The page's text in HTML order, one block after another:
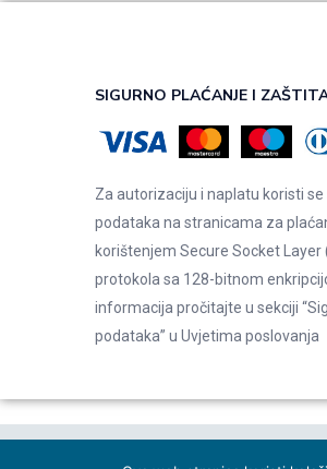
SIGURNO PLAĆANJE I
Za autorizaciju i naplatu koristi
podataka na stranicama za
korištenjem Secure Socket Layer
protokola sa 128-bitnom
informacija pročitajte u sekciji
podataka” u Uvjetima poslovanja
© 2026 Indentals. Sva prava